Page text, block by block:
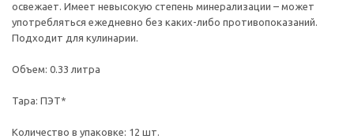
освежает. Имеет невысокую степень минерализации – может
употребляться ежедневно без каких-либо противопоказаний.
Подходит для кулинарии.
Объем: 0.33 литра
Тара: ПЭТ*
Количество в упаковке: 12 шт.